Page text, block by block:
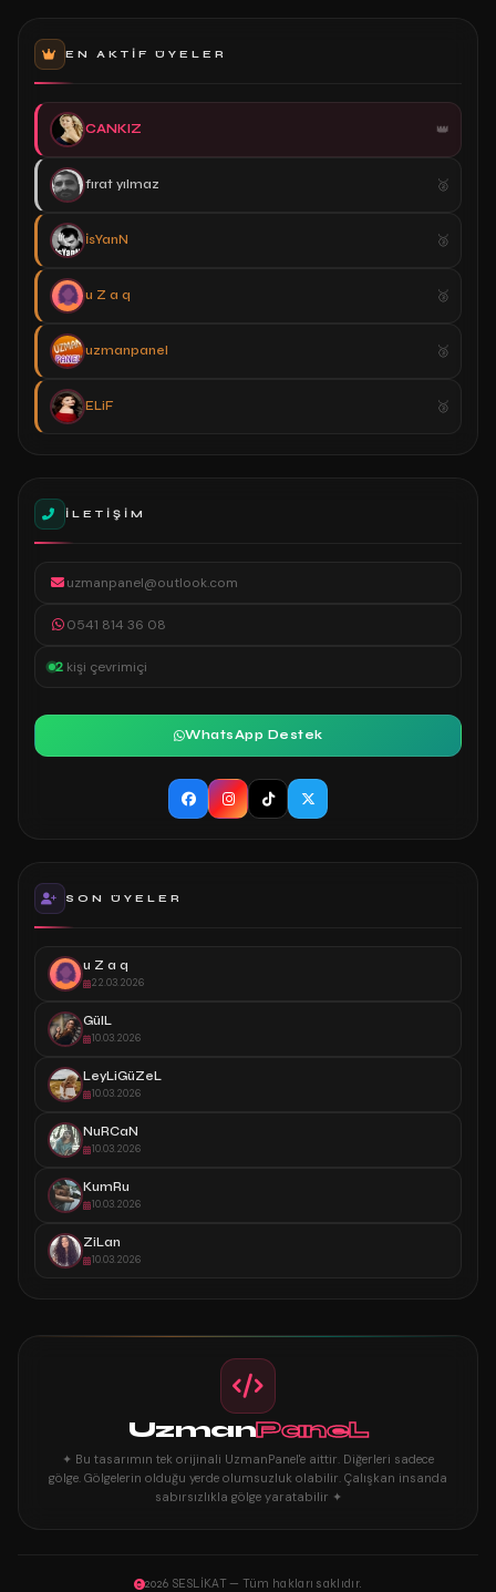
EN AKTIF ÜYELER
CANKIZ
fırat yılmaz
İsYanN
u Z a q
uzmanpanel
ELiF
İLETIŞIM
uzmanpanel@outlook.com
0541 814 36 08
2 kişi çevrimiçi
WhatsApp Destek
SON ÜYELER
u Z a q
22.03.2026
GülL
10.03.2026
LeyLiGüZeL
10.03.2026
NuRCaN
10.03.2026
KumRu
10.03.2026
ZiLan
10.03.2026
UzmanPaneL
✦ Bu tasarımın tek orijinali UzmanPanel'e aittir. Diğerleri sadece
gölge. Gölgelerin olduğu yerde olumsuzluk olabilir. Çalışkan insanda
sabırsızlıkla gölge yaratabilir ✦
2026 SESLİKAT — Tüm hakları saklıdır.